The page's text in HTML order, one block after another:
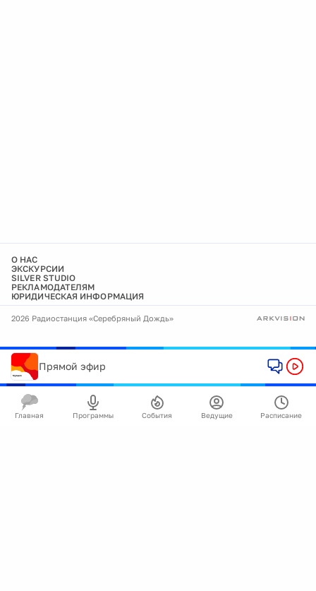
О НАС
ЭКСКУРСИИ
SILVER STUDIO
РЕКЛАМОДАТЕЛЯМ
ЮРИДИЧЕСКАЯ ИНФОРМАЦИЯ
2026 Радиостанция «Серебряный Дождь»
Прямой эфир
Главная Программы События Ведущие Расписание